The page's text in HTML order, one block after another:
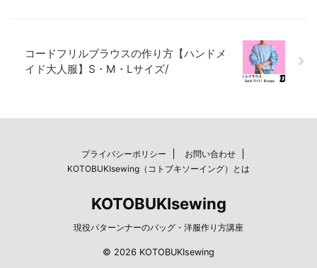
コードフリルブラウスの作り方【ハンドメ
イド大人服】S・M・Lサイズ/
プライバシーポリシー
お問い合わせ
KOTOBUKIsewing（コトブキソーイング）とは
KOTOBUKIsewing
現役パターンナーのバッグ・洋服作り方講座
© 2026 KOTOBUKIsewing